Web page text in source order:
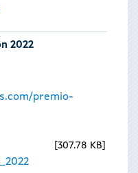
2022
premio-
307.78 KB